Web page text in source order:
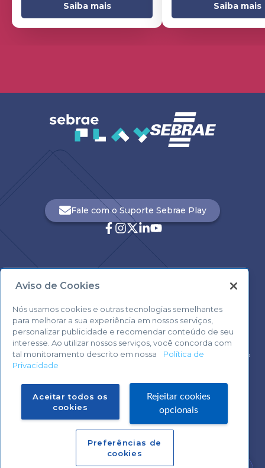
Saiba mais Saiba mais
0800 570 0800
Fale com o Suporte Sebrae Play
Voltar ao topo
Central de Atendimento:
0800 570 0800
Aviso de Cookies
Nós usamos cookies e outras tecnologias semelhantes
para melhorar a sua experiência em nossos serviços,
personalizar publicidade e recomendar conteúdo de seu
interesse. Ao utilizar nossos serviços, você concorda com
tal monitoramento descrito em nossa
Política de
Privacidade
Aceitar todos os
cookies
Rejeitar cookies
opcionais
Preferências de
cookies